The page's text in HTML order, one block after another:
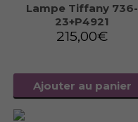
Lampe Tiffany 736-
23+P4921
215,00€
Ajouter au panier